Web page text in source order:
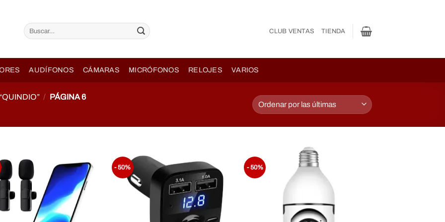
Buscar
por:
CLUB VENTAS TIENDA
AUDÍFONOS CÁMARAS MICRÓFONOS RELOJES VARIOS
/ PÁGINA 6
Añadir
a la
lista de
Deseos
- 50%
Añadir
a la
lista de
Deseos
- 50%